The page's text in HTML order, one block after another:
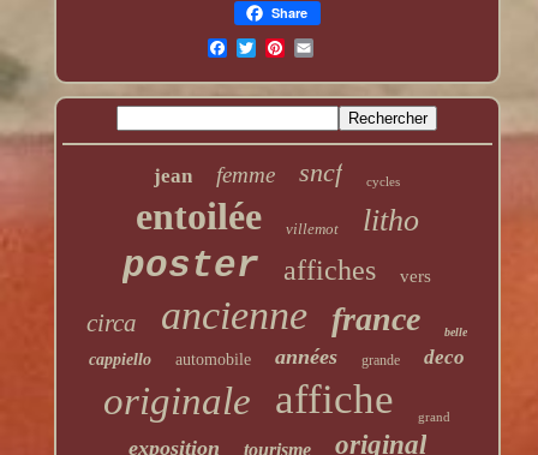
Share
jean femme sncf cycles
entoilée villemot litho
poster affiches vers
circa ancienne france belle
cappiello automobile années grande deco
originale affiche grand
exposition tourisme original